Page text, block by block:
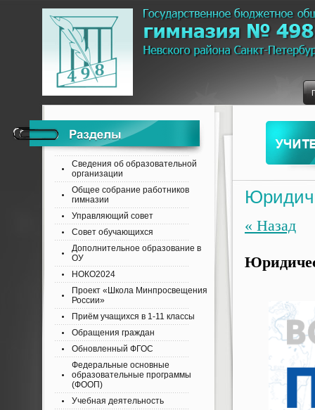
« Назад
Сведения об образовательной
организации
Общее собрание работников
гимназии
Управляющий совет
Совет обучающихся
Дополнительное образование в
ОУ
НОКО2024
Проект «Школа Минпросвещения
России»
Приём учащихся в 1-11 классы
Обращения граждан
Обновленный ФГОС
Федеральные основные
образовательные программы
(ФООП)
Учебная деятельность